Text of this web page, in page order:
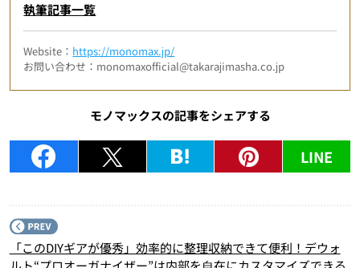
執筆記事一覧
Website： https://monomax.jp/
お問い合わせ：monomaxofficial@takarajimasha.co.jp
モノマックスの記事をシェアする
LINE
「このDIYギアが優秀」効率的に整理収納できて便利！デウォ